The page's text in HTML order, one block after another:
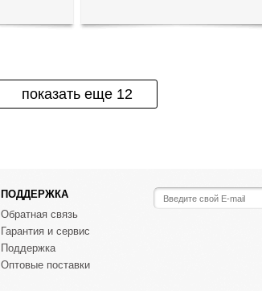
показать еще 12
ПОДДЕРЖКА
Обратная связь
Гарантия и сервис
Поддержка
Оптовые поставки